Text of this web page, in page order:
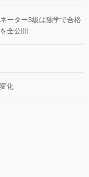
ーター3級は独学で合格
全公開
化